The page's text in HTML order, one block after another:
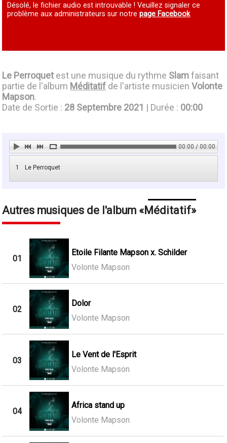
Désolé, le fichier audio est introuvable ! Veuillez signaler ce
problème aux administrateurs sur notrepage Facebook
Le Perroquet est une musique du rythme Slamfaisant
partie de l'album Méditatif de l'artiste musicienVolonte
Mapson.
Date de Sortie : 28 Septembre 2021 | Durée : 00:00
00:00 / 00:00
1 Le Perroquet
Autres musiques de l'album Méditatif
01
Etoile Filante Mapson x. Schilder
Volonte Mapson
02
Dolor
Volonte Mapson
03
Le Vent de l'Esprit
Volonte Mapson
04
Africa stand up
Volonte Mapson